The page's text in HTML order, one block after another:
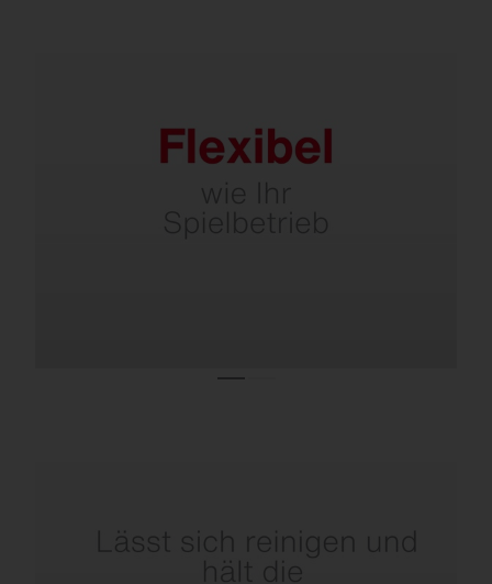
Schalter mit bestehender Verkabelung – für
Training, Spiel oder Event.
D4i/Zhaga-Schnittstelle – steuerbar via
Funk.
Leicht zu reinigende optische Abdeckung
über Glasscheibe – Blenden innenliegend.